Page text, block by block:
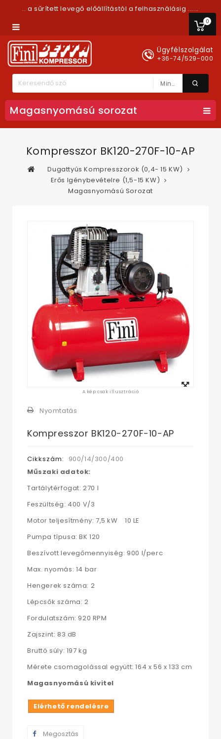
.. a sűrített levegő előállítástól a felhasználásig ......
0
Ügyfélszolgálat
+36-74/529-000
Minden Kategória
Magasnyomású sorozat
Kompresszor BK120-270F-10-AP
Dugattyús Kompresszorok (0,4- 15 KW)
Erős Igénybevételre (1,5-15 KW)
Magasnyomású Sorozat
A kép csak illusztráció
Nyomtatás
Kompresszor BK120-270F-10-AP
Cikkszám:
900/14/300/400
Műszaki adatok:
Tartálytérfogat: 270 l
Feszültség: 400 V/3
Motor teljesítmény: 7,5 kW 10 LE
Pumpa típusa: BK 120
Beszívott levegőmennyiség: 900 l/perc
Max. nyomás: 14 bar
Hengerek száma: 2
Lépcsők száma: 2
Fordulatszám: 920 RPM
Zajszint: 83 dB
Bruttó súly: 197 kg
Mérete csomagolással együtt: 164 x 56 x 133 cm
Magasnyomású kivitel
Elérhető rendelésre
Megosztás